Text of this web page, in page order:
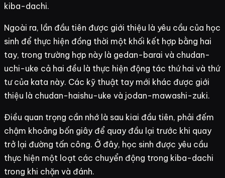
kiba-dachi.
Ngoài ra, lần đầu tiên được giới thiệu là yêu cầu của học
sinh để thực hiện đồng thời một khối kết hợp bằng hai
tay, trong trường hợp này là gedan-barai và chudan-
uchi-uke cả hai đều là thực hiện động tác thứ hai và thứ
tư của kata này. Các kỹ thuật tay mới khác được giới
thiệu là chudan-haishu-uke và jodan-mawashi-zuki.
Điều quan trọng cần nhớ là sau kiai đầu tiên, phải đếm
chậm khoảng bốn giây để quay đầu lại trước khi quay
trở lại đường tấn công. Ở đây, học sinh được yêu cầu
thực hiện một loạt các chuyển động trong kiba-dachi
trong khi chặn và đánh.